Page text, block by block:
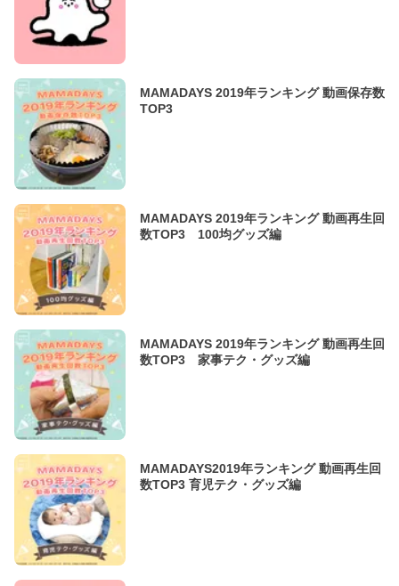
MAMADAYS 2019年ランキング 動画保存数
TOP3
MAMADAYS 2019年ランキング 動画再生回
数TOP3 100均グッズ編
MAMADAYS 2019年ランキング 動画再生回
数TOP3 家事テク・グッズ編
MAMADAYS2019年ランキング 動画再生回
数TOP3 育児テク・グッズ編